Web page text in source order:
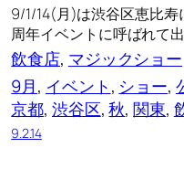
9/1/14(月)は渋谷区恵比寿
周年イベントに呼ばれて
飲食店, マジックショー
9月, イベント, ショー,
京都, 渋谷区, 秋, 関東,
9.2.14